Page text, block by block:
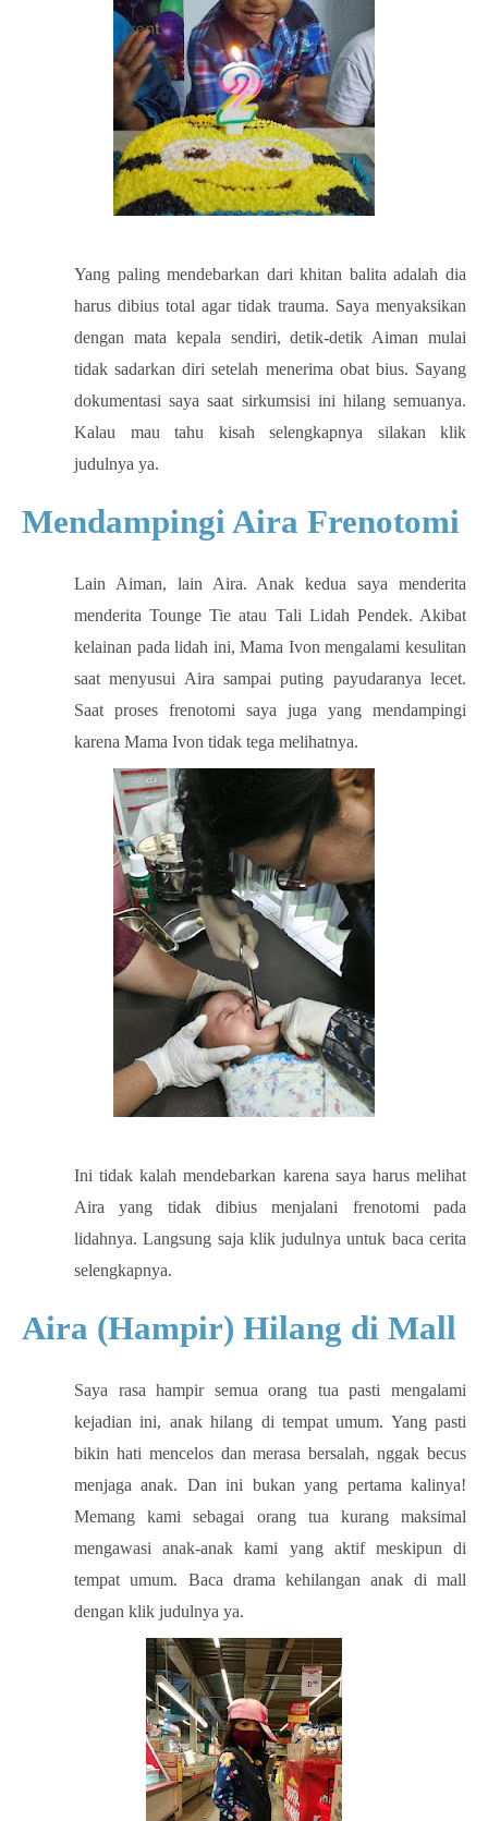
Yang paling mendebarkan dari khitan balita adalah dia
harus dibius total agar tidak trauma. Saya menyaksikan
dengan mata kepala sendiri, detik-detik Aiman mulai
tidak sadarkan diri setelah menerima obat bius. Sayang
dokumentasi saya saat sirkumsisi ini hilang semuanya.
Kalau mau tahu kisah selengkapnya silakan klik
judulnya ya.
Mendampingi Aira Frenotomi
Lain Aiman, lain Aira. Anak kedua saya menderita
menderita Tounge Tie atau Tali Lidah Pendek. Akibat
kelainan pada lidah ini, Mama Ivon mengalami kesulitan
saat menyusui Aira sampai puting payudaranya lecet.
Saat proses frenotomi saya juga yang mendampingi
karena Mama Ivon tidak tega melihatnya.
Ini tidak kalah mendebarkan karena saya harus melihat
Aira yang tidak dibius menjalani frenotomi pada
lidahnya. Langsung saja klik judulnya untuk baca cerita
selengkapnya.
Aira (Hampir) Hilang di Mall
Saya rasa hampir semua orang tua pasti mengalami
kejadian ini, anak hilang di tempat umum. Yang pasti
bikin hati mencelos dan merasa bersalah, nggak becus
menjaga anak. Dan ini bukan yang pertama kalinya!
Memang kami sebagai orang tua kurang maksimal
mengawasi anak-anak kami yang aktif meskipun di
tempat umum. Baca drama kehilangan anak di mall
dengan klik judulnya ya.